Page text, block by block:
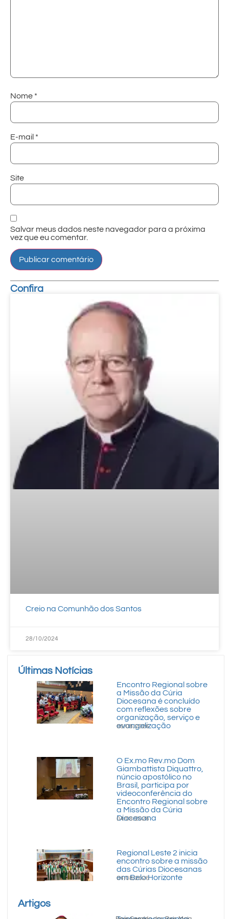
Nome *
E-mail *
Site
Salvar meus dados neste navegador para a próxima
vez que eu comentar.
Confira
Creio na Comunhão dos Santos
28/10/2024
Últimas Notícias
Encontro Regional sobre
a Missão da Cúria
Diocesana é concluído
com reflexões sobre
organização, serviço e
evangelização
06/08/2026
O Ex.mo Rev.mo Dom
Giambattista Diquattro,
núncio apostólico no
Brasil, participa por
videoconferência do
Encontro Regional sobre
a Missão da Cúria
Diocesana
04/08/2026
Regional Leste 2 inicia
encontro sobre a missão
das Cúrias Diocesanas
em Belo Horizonte
04/08/2026
Artigos